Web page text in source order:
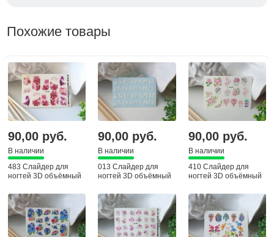
Похожие товары
90,00 руб.
В наличии
483 Слайдер для
ногтей 3D объёмный
90,00 руб.
В наличии
013 Слайдер для
ногтей 3D объёмный
90,00 руб.
В наличии
410 Слайдер для
ногтей 3D объёмный